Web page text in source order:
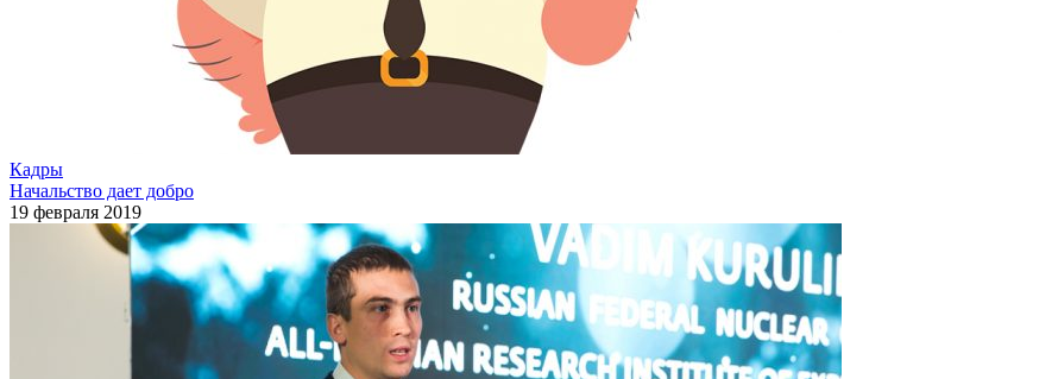
Кадры
Начальство дает добро
19 февраля 2019